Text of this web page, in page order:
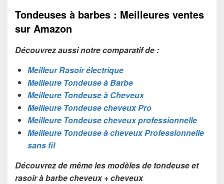
Tondeuses à barbes : Meilleures ventes
sur Amazon
Découvrez aussi notre comparatif de :
Meilleur Rasoir électrique
Meilleure Tondeuse à Barbe
Meilleure Tondeuse à Cheveux
Meilleure Tondeuse cheveux Pro
Meilleure Tondeuse cheveux professionnelle
Meilleure Tondeuse à cheveux Professionnelle
sans fil
Découvrez de même les modèles de tondeuse et
rasoir à barbe cheveux + cheveux